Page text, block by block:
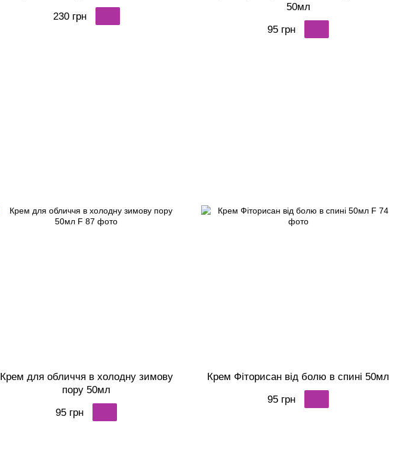
230 грн
50мл
95 грн
Крем для обличчя в холодну зимову
пору 50мл
95 грн
Крем Фіторисан від болю в спині 50мл
95 грн